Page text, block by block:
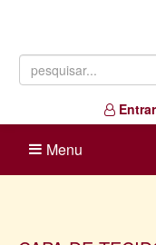
Entrar
Menu